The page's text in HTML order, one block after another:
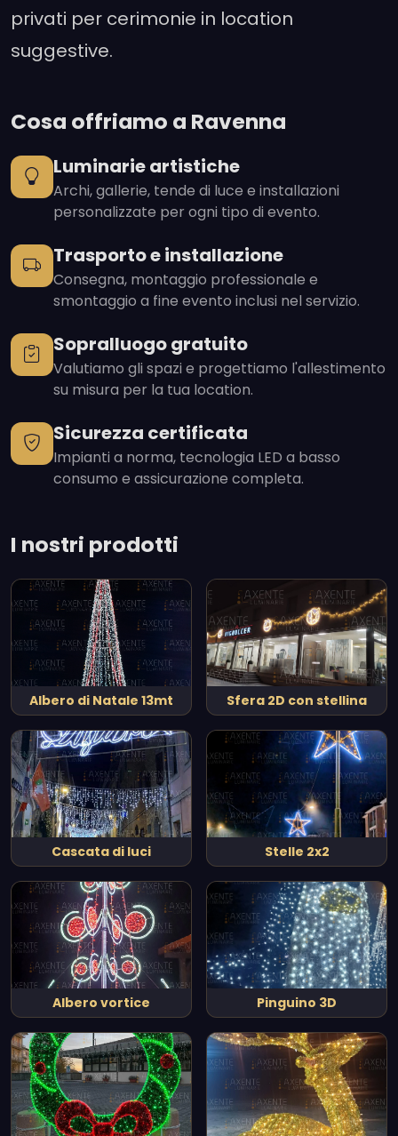
privati per cerimonie in location
suggestive.
Cosa offriamo a Ravenna
Luminarie artistiche
Archi, gallerie, tende di luce e installazioni
personalizzate per ogni tipo di evento.
Trasporto e installazione
Consegna, montaggio professionale e
smontaggio a fine evento inclusi nel servizio.
Sopralluogo gratuito
Valutiamo gli spazi e progettiamo l'allestimento
su misura per la tua location.
Sicurezza certificata
Impianti a norma, tecnologia LED a basso
consumo e assicurazione completa.
I nostri prodotti
Albero di Natale 13mt Sfera 2D con stellina
Cascata di luci Stelle 2x2
Albero vortice Pinguino 3D